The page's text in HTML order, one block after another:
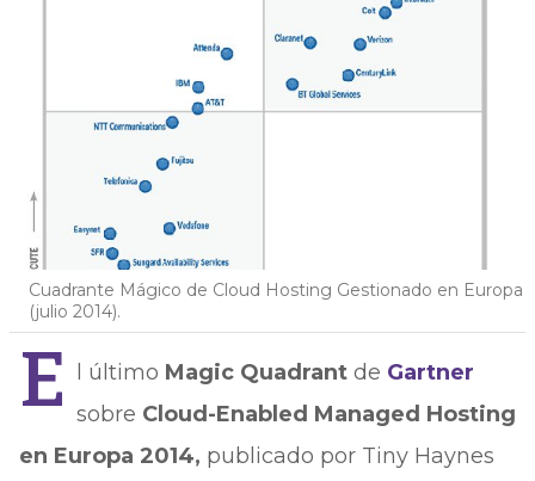
Cuadrante Mágico de Cloud Hosting Gestionado en Europa
(julio 2014).
E l último Magic Quadrantde Gartner
sobre Cloud-Enabled Managed Hosting
en Europa 2014, publicado por Tiny Haynes